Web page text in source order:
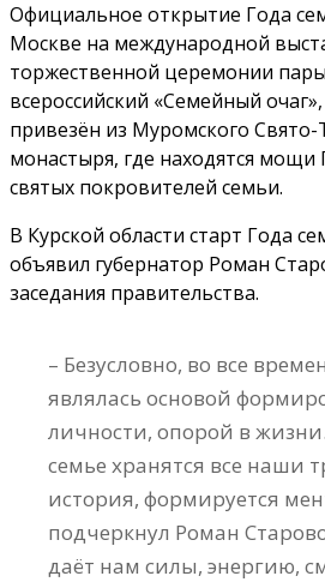
Официальное открытие Года
Москве на международной
торжественной церемонии
всероссийский «Семейный
привезён из Муромского
монастыря, где находятся
святых покровителей семьи.
В Курской области старт Года
объявил губернатор Роман
заседания правительства.
– Безусловно, во все
являлась основой
личности, опорой в
семье хранятся все наши
история, формируется
подчеркнул Роман
даёт нам силы, энергию,